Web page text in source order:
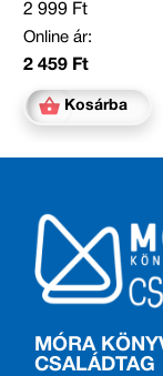
2 999 Ft
Online ár:
2 459 Ft
Kosárba
MÓRA
CSALÁDTAG